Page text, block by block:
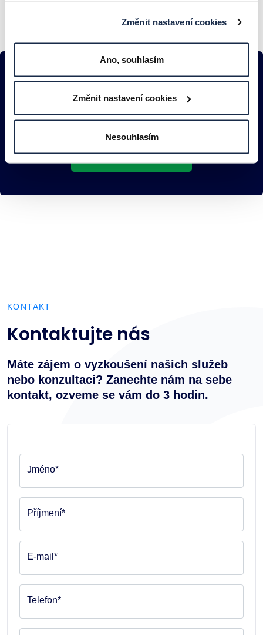
Změnit nastavení cookies
Ano, souhlasím
Změnit nastavení cookies
Nesouhlasím
Najdeme řešení
i pro vás
KONTAKTOVAT
KONTAKT
Kontaktujte nás
Máte zájem o vyzkoušení našich služeb
nebo konzultaci? Zanechte nám na sebe
kontakt, ozveme se vám do 3 hodin.
Jméno*
Příjmení*
E-mail*
Telefon*